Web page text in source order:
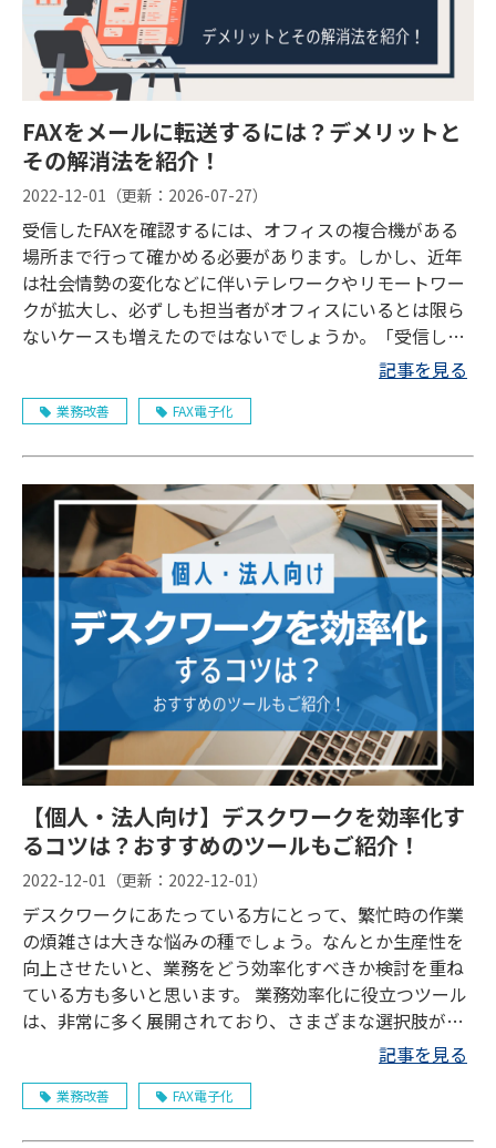
FAXをメールに転送するには？デメリットと
その解消法を紹介！
2022-12-01 （更新： 2026-07-27）
受信したFAXを確認するには、オフィスの複合機がある
場所まで行って確かめる必要があります。しかし、近年
は社会情勢の変化などに伴いテレワークやリモートワー
クが拡大し、必ずしも担当者がオフィスにいるとは限ら
ないケースも増えたのではないでしょうか。「受信した
FAXをメールで見られれば、どこにいても用件をすぐ確
ょう。 そこでこの記事では、受信したFAXをメールで転
で、ぜひご参考にしてください。
記事を見る
業務改善 FAX電子化
【個人・法人向け】デスクワークを効率化す
るコツは？おすすめのツールもご紹介！
2022-12-01 （更新： 2022-12-01）
デスクワークにあたっている方にとって、繁忙時の作業
の煩雑さは大きな悩みの種でしょう。なんとか生産性を
向上させたいと、業務をどう効率化すべきか検討を重ね
ている方も多いと思います。 業務効率化に役立つツール
は、非常に多く展開されており、さまざまな選択肢があ
ります。しかし、自分たちの業務に何を取り入れれば良
うか。 今回は、デスクワーク業務を効率化するポイント
記事を見る
業務改善 FAX電子化